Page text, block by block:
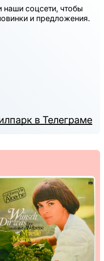
соцсети, чтобы
и предложения.
в Телеграме